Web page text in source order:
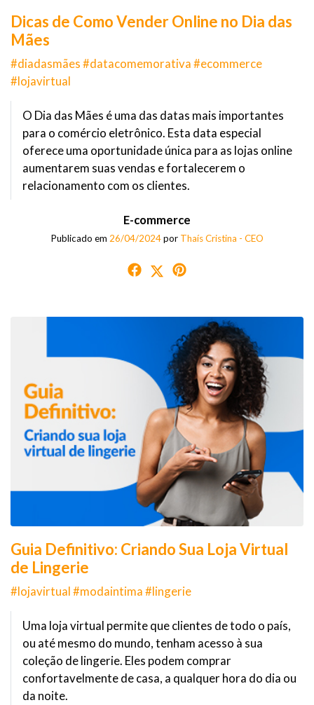
Dicas de Como Vender Online no Dia das
Mães
#diadasmães #datacomemorativa #ecommerce
#lojavirtual
O Dia das Mães é uma das datas mais importantes
para o comércio eletrônico. Esta data especial
oferece uma oportunidade única para as lojas online
aumentarem suas vendas e fortalecerem o
relacionamento com os clientes.
E-commerce
Publicado em 26/04/2024por Thaís Cristina - CEO
Guia Definitivo: Criando Sua Loja Virtual
de Lingerie
#lojavirtual #modaintima #lingerie
Uma loja virtual permite que clientes de todo o país,
ou até mesmo do mundo, tenham acesso à sua
coleção de lingerie. Eles podem comprar
confortavelmente de casa, a qualquer hora do dia ou
da noite.